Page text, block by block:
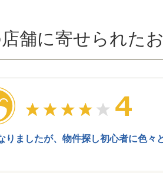
舗に寄せられた
りましたが、物件探し初心者に色々